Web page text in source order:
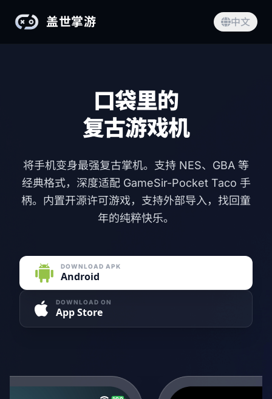
盖世掌游 中文
口袋里的
复古游戏机
将手机变身最强复古掌机。支持 NES、GBA 等
经典格式，深度适配 GameSir-Pocket Taco 手
柄。内置开源许可游戏，支持外部导入，找回童
年的纯粹快乐。
DOWNLOAD APK
Android
DOWNLOAD ON
App Store